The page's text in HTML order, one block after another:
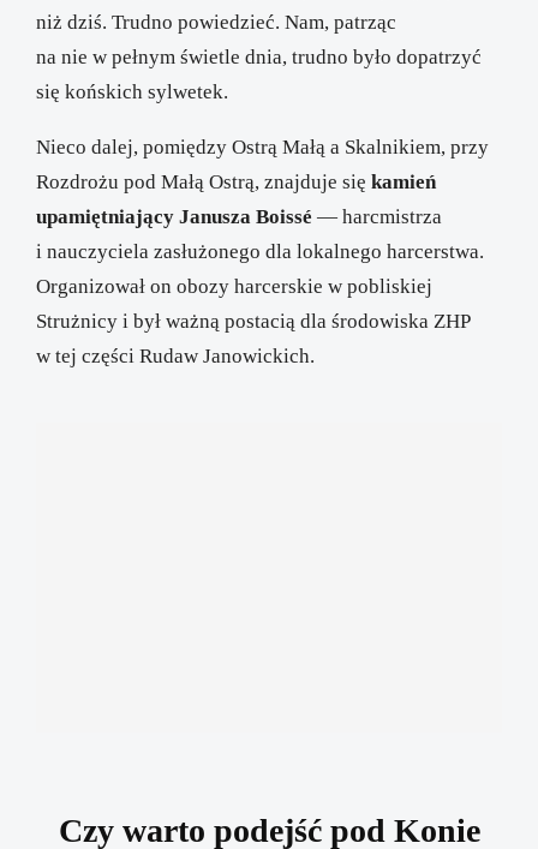
niż dziś. Trudno powiedzieć. Nam, patrząc
na nie w pełnym świetle dnia, trudno było dopatrzyć
się końskich sylwetek.
Nieco dalej, pomiędzy Ostrą Małą a Skalnikiem, przy
Rozdrożu pod Małą Ostrą, znajduje się kamień
upamiętniający Janusza Boissé — harcmistrza
i nauczyciela zasłużonego dla lokalnego harcerstwa.
Organizował on obozy harcerskie w pobliskiej
Strużnicy i był ważną postacią dla środowiska ZHP
w tej części Rudaw Janowickich.
Czy warto podejść pod Konie